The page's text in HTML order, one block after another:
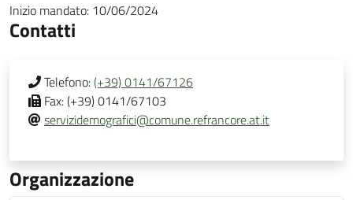
Inizio mandato: 10/06/2024
Contatti
Telefono:(+39) 0141/67126
Fax:(+39) 0141/67103
servizidemografici@comune.refrancore.at.it
Organizzazione